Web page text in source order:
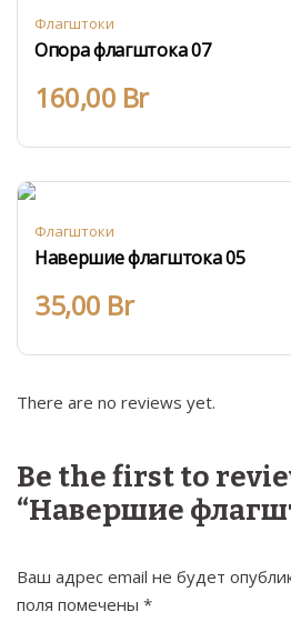
Флагштоки
Опора флагштока 07
160,00 Br
Флагштоки
Навершие флагштока 05
35,00 Br
There are no reviews yet.
Be the first to
“Навершие
Ваш адрес email не будет
поля помечены *